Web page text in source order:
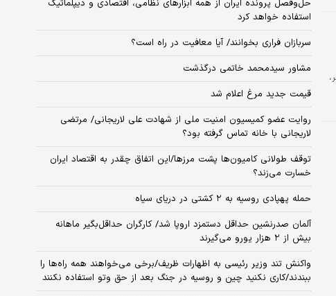
حل‌وفصل پرونده ایران از همه ابزارهای نظامی، اقتصادی و دیپلماتیک
استفاده خواهد کرد
سربازان فراری بخوانند/ آیا معافیت در راه است؟
مشاور سیدمحمد خاتمی درگذشت
قیمت جدید مرغ اعلام شد
روایت عضو کمیسیون امنیت ملی از شهادت علی لاریجانی/ مرتضی
لاریجانی با خانه تماس گرفته بود؟
توقف طولانی کامیون‌ها پشت مرزها/این اتفاق چقدر به اقتصاد ایران
خسارت می‌زند؟
حمله پهپادی روسیه به ۲ کشتی در دریای سیاه
آلمان صدرنشین حداقل دستمزد اروپا شد/ کارگران حداقل‌بگیر ماهانه
بیش از ۲ هزار یورو می‌گیرند
واکنش تند وزیر رئیسی به اظهارات ظریف/برخی می‌خواهند همه راه‌ها را
ببندند/کاری نکنید چین و روسیه در جنگ بعد از حق وتو استفاده نکنند